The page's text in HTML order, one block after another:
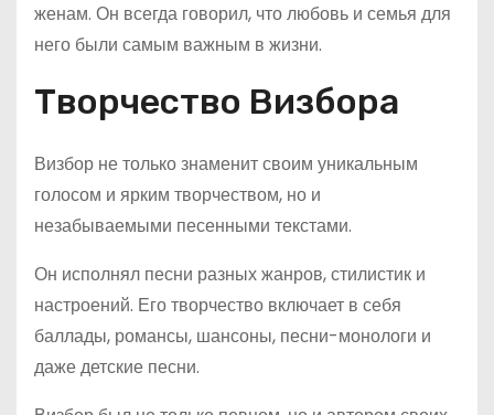
женам. Он всегда говорил, что любовь и семья для
него были самым важным в жизни.
Творчество Визбора
Визбор не только знаменит своим уникальным
голосом и ярким творчеством, но и
незабываемыми песенными текстами.
Он исполнял песни разных жанров, стилистик и
настроений. Его творчество включает в себя
баллады, романсы, шансоны, песни-монологи и
даже детские песни.